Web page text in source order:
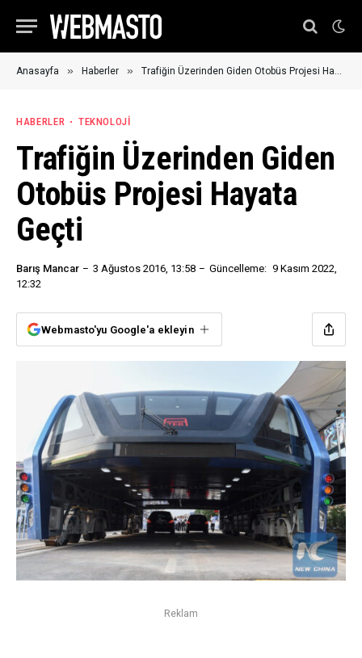
Anasayfa » Haberler » Trafiğin Üzerinden Giden Otobüs Projesi Hayata Geçti
HABERLER TEKNOLOJI
Trafiğin Üzerinden Giden
Otobüs Projesi Hayata
Geçti
Barış Mancar 3 Ağustos 2016, 13:58 Güncelleme: 9 Kasım 2022,
12:32
Webmasto'yu Google'a ekleyin
Reklam